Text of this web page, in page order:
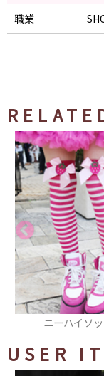
職業
厚底シュ
USER